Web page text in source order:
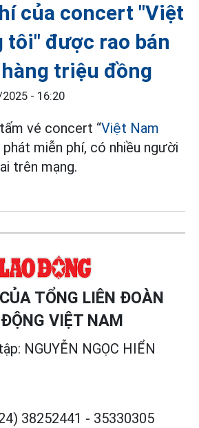
của concert "Việt
tôi" được rao bán
triệu đồng
- 16:20
vé concert “Việt Nam
miễn phí, có nhiều người
trên mạng.
TỔNG LIÊN ĐOÀN
VIỆT NAM
NGUYỄN NGỌC HIỂN
38252441 - 35330305